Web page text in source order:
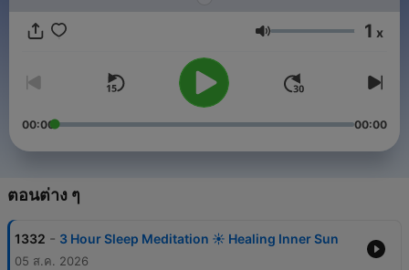
ระดับเสียง 1 x
00:00 00:00
ตอนต่าง ๆ
1332 - 3 Hour Sleep Meditation ☀️ Healing Inner Sun
05 ส.ค. 2026